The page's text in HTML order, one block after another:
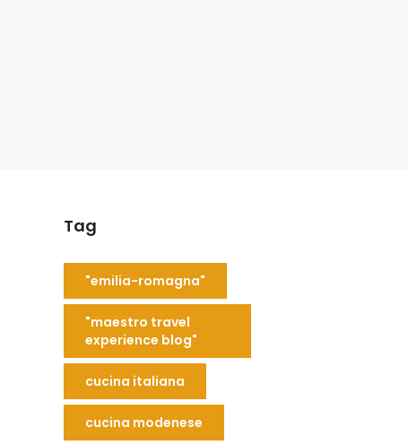
Tag
"emilia-romagna"
"maestro travel
experience blog"
cucina italiana
cucina modenese